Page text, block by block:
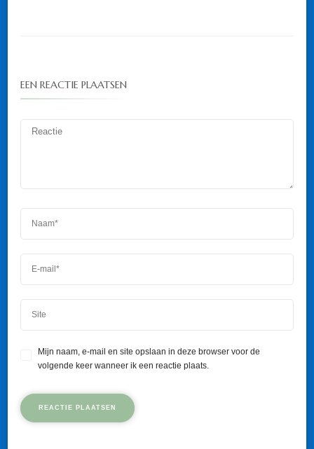
EEN REACTIE PLAATSEN
Mijn naam, e-mail en site opslaan in deze browser voor de
volgende keer wanneer ik een reactie plaats.